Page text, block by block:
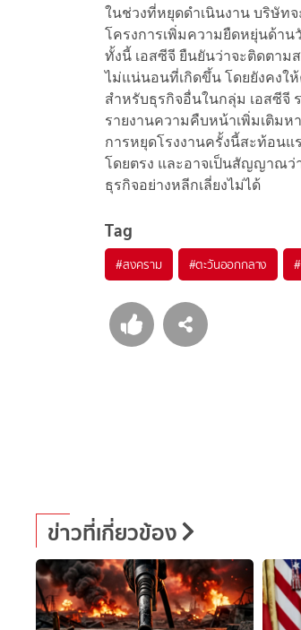
ในช่วงที่หยุดดำเนินงาน บริษัท
โครงการเพิ่มความยืดหยุ่นด้าน
ทั้งนี้ เอสซีจี ยืนยันว่าจะติดตา
ไม่แน่นอนที่เกิดขึ้น โดยยังคงใ
สำหรับธุรกิจอื่นในกลุ่ม เอสซีจี
รายงานความคืบหน้าเพิ่มเติมห
การหยุดโรงงานครั้งนี้สะท้อน
โดยตรง และอาจเป็นสัญญาณว่
ธุรกิจอย่างหลีกเลี่ยงไม่ได้
Tag
#สงคราม #ตะวันออกกลาง #
ข่าวที่เกี่ยวข้อง